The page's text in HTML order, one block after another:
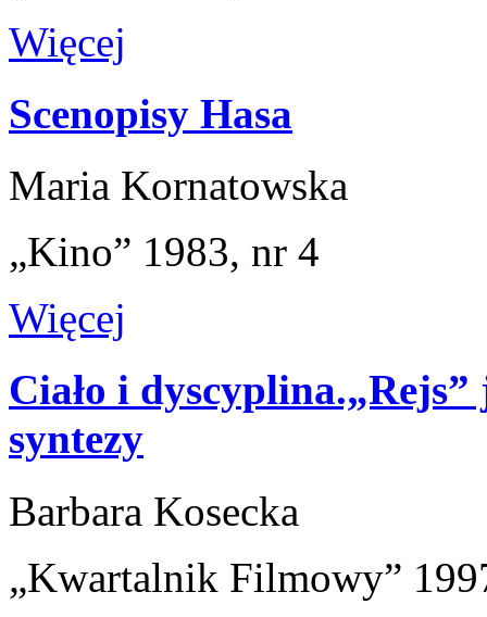
Więcej
Scenopisy Hasa
Maria Kornatowska
„Kino” 1983, nr 4
Więcej
Ciało i
syntezy
Barbara Kosecka
„Kwartalnik Filmowy”